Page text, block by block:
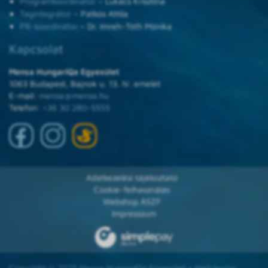
Tagintegrátor
– Patkós Attila
PR-koordinátor – Dr. Imreh-Tóth Mónika
Kapcsolat
Mensa HungarIQa Egyesület
1063 Budapest, Bajnok u. 13. IV. emelet
E-mail: mensa@mensa.hu
Telefon:
+36 30 280-5555
Adatkezelési tájékoztató
Cookie-felhasználás
Webshop ÁSZF
Impresszum